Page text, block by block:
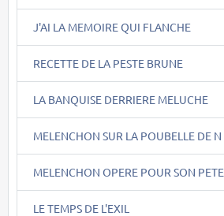
J'AI LA MEMOIRE QUI FLANCHE
RECETTE DE LA PESTE BRUNE
LA BANQUISE DERRIERE MELUCHE
MELENCHON SUR LA POUBELLE DE N
MELENCHON OPERE POUR SON PETE
LE TEMPS DE L'EXIL